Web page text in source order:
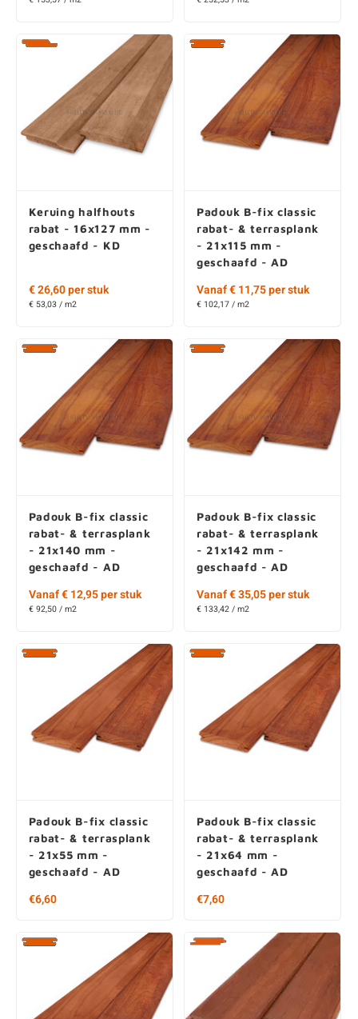
Keruing halfhouts
rabat - 16x127 mm -
geschaafd - KD
€ 26,60 per stuk
€ 53,03 / m2
Padouk B-fix classic
rabat- & terrasplank
- 21x115 mm -
geschaafd - AD
Vanaf € 11,75 per stuk
€ 102,17 / m2
Padouk B-fix classic
rabat- & terrasplank
- 21x140 mm -
geschaafd - AD
Vanaf € 12,95 per stuk
€ 92,50 / m2
Padouk B-fix classic
rabat- & terrasplank
- 21x142 mm -
geschaafd - AD
Vanaf € 35,05 per stuk
€ 133,42 / m2
Padouk B-fix classic
rabat- & terrasplank
- 21x55 mm -
geschaafd - AD
€6,60
Padouk B-fix classic
rabat- & terrasplank
- 21x64 mm -
geschaafd - AD
€7,60